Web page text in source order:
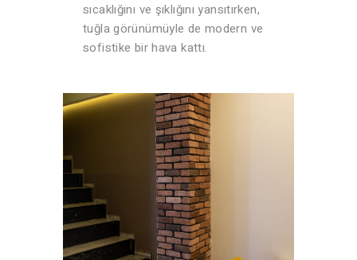
sıcaklığını ve şıklığını yansıtırken,
tuğla görünümüyle de modern ve
sofistike bir hava kattı.